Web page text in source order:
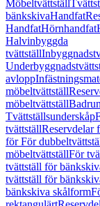
Möbeltvättställ
bänkskivaHandfat
HandfatHörnhandfat
Halvinbyggda
tvättställ
avlopp
möbeltvättställ
möbeltvättställ
Tvättställsunderskåp
tvättställReservdelar
för För
möbeltvättställFör
tvättställ för
tvättställ för
bänkskiva skålform